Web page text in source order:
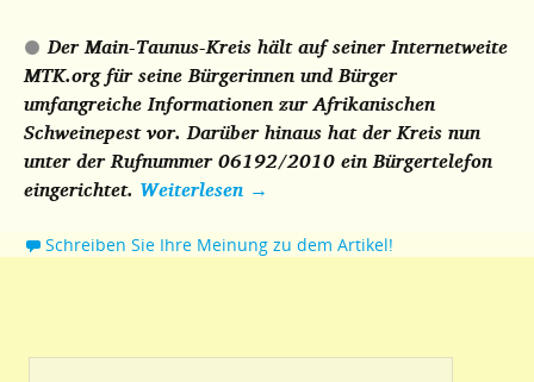
Der Main-Taunus-Kreis hält auf seiner Internetweite
MTK.org für seine Bürgerinnen und Bürger
umfangreiche Informationen zur Afrikanischen
Schweinepest vor. Darüber hinaus hat der Kreis nun
unter der Rufnummer 06192/2010 ein Bürgertelefon
eingerichtet. Weiterlesen →
Schreiben Sie Ihre Meinung zu dem Artikel!